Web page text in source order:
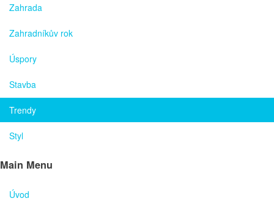
Zahrada
Zahradníkův rok
Úspory
Stavba
Trendy
Styl
Main Menu
Úvod